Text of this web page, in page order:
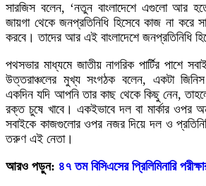
সারজিস বলেন, ‘নতুন বাংলাদেশে এগুলো আর
জায়গা থেকে জনপ্রতিনিধি হিসেবে কাজ না করে
করবে। তাদের আর এই বাংলাদেশে জনপ্রতিনিধি
পথসভার মাধ্যমে জাতীয় নাগরিক পার্টির পাশে
উত্তরাঞ্চলের মুখ্য সংগঠক বলেন, একটা
একদিন যদি আপনি তার কাছ থেকে কিছু নেন,
রক্ত চুষে খাবে। একইভাবে দল বা মার্কার ওপর
সবাইকে কাজগুলোর ওপর নজর দিয়ে দল ও
তরুণ এই নেতা।
আরও পড়ুন: ৪৭ তম বিসিএসের প্রিলিমিনারি